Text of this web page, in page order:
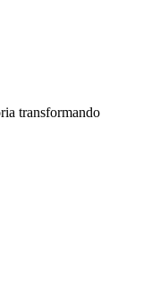
transformando